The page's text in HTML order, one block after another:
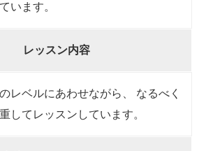
います。
レッスン内容
レベルにあわせながら、 なるべく
してレッスンしています。